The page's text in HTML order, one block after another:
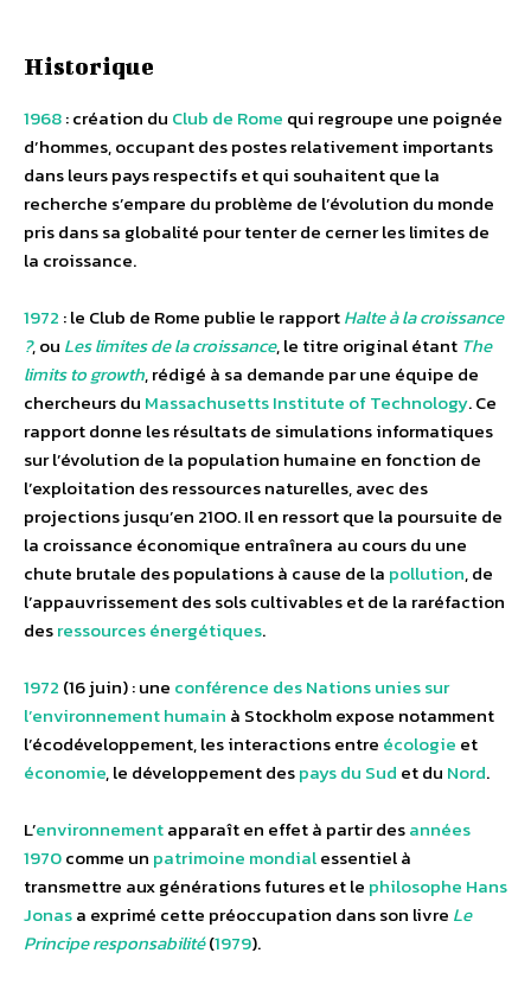
Historique
1968: création du Club de Rome qui regroupe une poignée
d’hommes, occupant des postes relativement importants
dans leurs pays respectifs et qui souhaitent que la
recherche s’empare du problème de l’évolution du monde
pris dans sa globalité pour tenter de cerner les limites de
la croissance.
1972 : le Club de Rome publie le rapportHalte à la croissance
?, ou Les limites de la croissance, le titre original étant The
limits to growth, rédigé à sa demande par une équipe de
chercheurs du Massachusetts Institute of Technology. Ce
rapport donne les résultats de simulations informatiques
sur l’évolution de la population humaine en fonction de
l’exploitation des ressources naturelles, avec des
projections jusqu’en 2100. Il en ressort que la poursuite de
la croissance économique entraînera au cours du une
chute brutale des populations à cause de la pollution, de
l’appauvrissement des sols cultivables et de la raréfaction
desressources énergétiques.
1972 (16 juin) : une conférence des Nations unies sur
l’environnement humain à Stockholm expose notamment
l’écodéveloppement, les interactions entre écologie et
économie, le développement despays du Sud et du Nord.
L’environnementapparaît en effet à partir desannées
1970comme un patrimoine mondialessentiel à
transmettre aux générations futures et le philosophe Hans
Jonasa exprimé cette préoccupation dans son livre Le
Principe responsabilité(1979).